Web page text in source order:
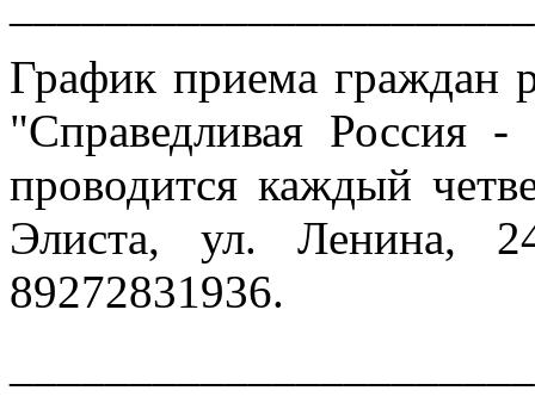
График приема граждан
"Справедливая Россия
проводится каждый
Элиста, ул. Ленина,
89272831936.